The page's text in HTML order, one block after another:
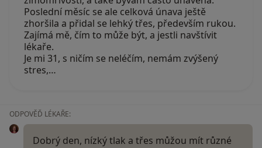
Poslední měsíc se ale celková únava ještě
zhoršila a přidal se lehký třes, především rukou.
Zajímá mě, čím to může být, a jestli navštívit
lékaře.
Je mi 31, s ničím se neléčím, nemám zvýšený
stres,…
ODPOVĚĎ LÉKAŘE:
Dobrý den, nízký tlak a třes můžou mít různé